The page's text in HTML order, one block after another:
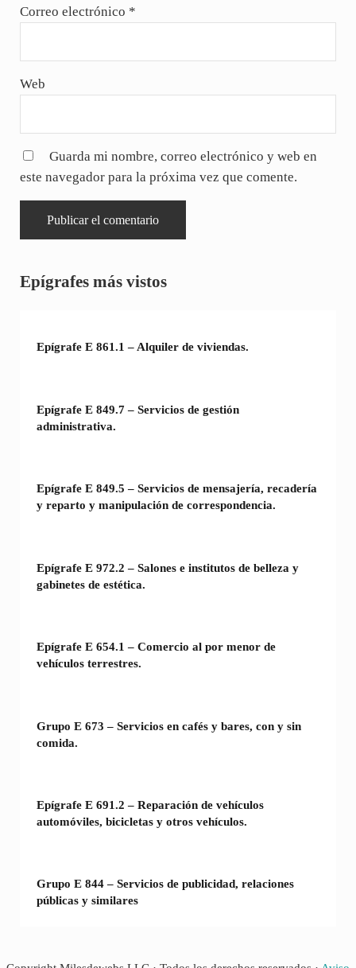
Correo electrónico *
Web
Guarda mi nombre, correo electrónico y web en
este navegador para la próxima vez que comente.
Sidebar
Epígrafes más vistos
Epígrafe E 861.1 – Alquiler de viviendas.
Epígrafe E 849.7 – Servicios de gestión
administrativa.
Epígrafe E 849.5 – Servicios de mensajería, recadería
y reparto y manipulación de correspondencia.
Epígrafe E 972.2 – Salones e institutos de belleza y
gabinetes de estética.
Epígrafe E 654.1 – Comercio al por menor de
vehículos terrestres.
Grupo E 673 – Servicios en cafés y bares, con y sin
comida.
Epígrafe E 691.2 – Reparación de vehículos
automóviles, bicicletas y otros vehículos.
Grupo E 844 – Servicios de publicidad, relaciones
públicas y similares